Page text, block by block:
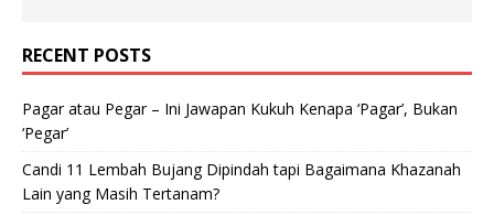
RECENT POSTS
Pagar atau Pegar – Ini Jawapan Kukuh Kenapa ‘Pagar’, Bukan
‘Pegar’
Candi 11 Lembah Bujang Dipindah tapi Bagaimana Khazanah
Lain yang Masih Tertanam?